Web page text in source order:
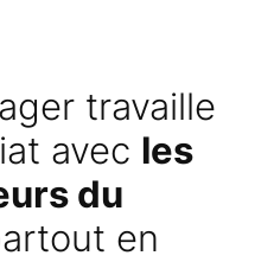
travaille
avec les
du
en